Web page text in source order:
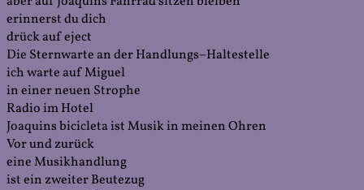
erinnerst du dich
drück auf eject
Die Sternwarte an der Handlungs–Haltestelle
ich warte auf Miguel
in einer neuen Strophe
Radio im Hotel
Joaquins bicicleta ist Musik in meinen Ohren
Vor und zurück
eine Musikhandlung
ist ein zweiter Beutezug